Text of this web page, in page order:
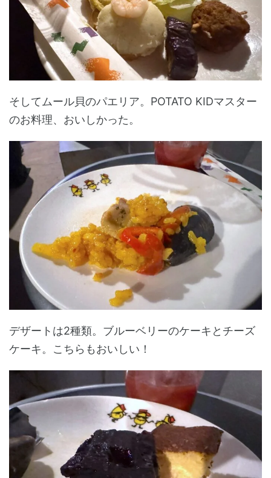
そしてムール貝のパエリア。POTATO KIDマスター
のお料理、おいしかった。
デザートは2種類。ブルーベリーのケーキとチーズ
ケーキ。こちらもおいしい！